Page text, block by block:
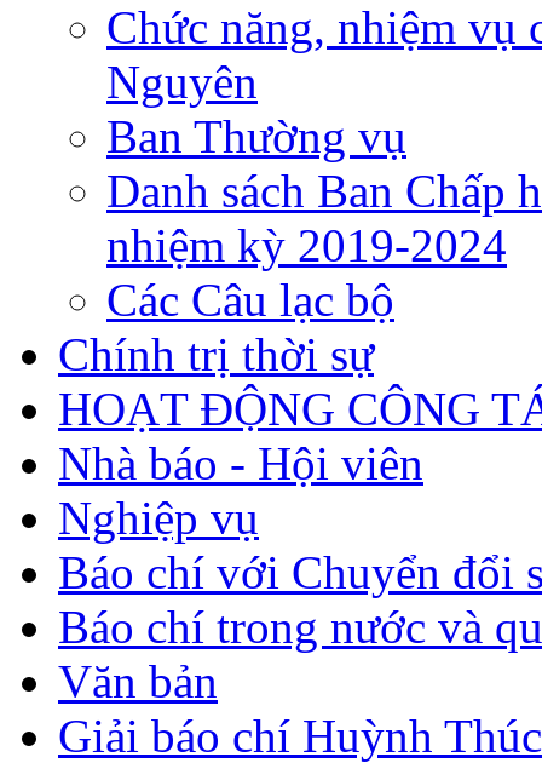
Chức năng, nhiệm vụ
Nguyên
Ban Thường vụ
Danh sách Ban Chấp
nhiệm kỳ 2019-2024
Các Câu lạc bộ
Chính trị thời sự
HOẠT ĐỘNG CÔNG
Nhà báo - Hội viên
Nghiệp vụ
Báo chí với Chuyển đổi
Báo chí trong nước và
Văn bản
Giải báo chí Huỳnh